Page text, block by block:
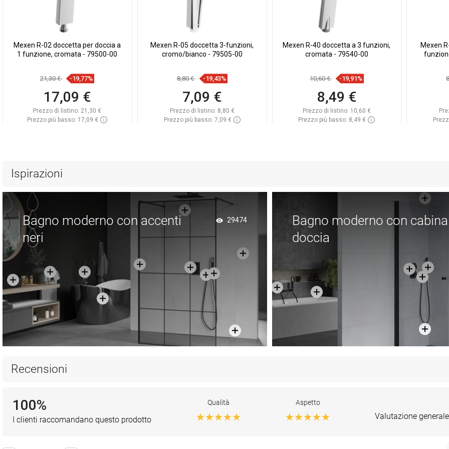
Mexen R-02 doccetta per doccia a
1 funzione, cromata - 79500-00
21,30 € -19,77%
17,09 €
Prezzo di listino: 21,30 €
Prezzo più basso: 17,09 €
Confrontare
Mexen R-05 doccetta 3-funzioni,
cromo/bianco - 79505-00
8,80 € -19,43%
7,09 €
Prezzo di listino: 8,80 €
Prezzo più basso: 7,09 €
Mexen R-40 doccetta a 3 funzioni,
cromata - 79540-00
10,60 € -19,91%
8,49 €
Prezzo di listino: 10,60 €
Prezzo più basso: 8,49 €
Mexen
Ispirazioni
Bagno moderno con accenti
neri
29474
Bagno moderno con cabina
doccia
Recensioni
100%
I clienti raccomandano questo prodotto
Qualità Aspetto
Valutazione